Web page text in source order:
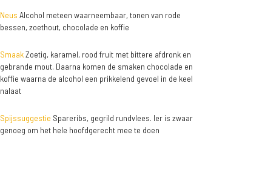
Neus Alcohol meteen waarneembaar, tonen van rode
bessen, zoethout, chocolade en koffie
SmaakZoetig, karamel, rood fruit met bittere afdronk en
gebrande mout. Daarna komen de smaken chocolade en
koffie waarna de alcohol een prikkelend gevoel in de keel
nalaat
Spijssuggestie Spareribs, gegrild rundvlees. Ier is zwaar
genoeg om het hele hoofdgerecht mee te doen